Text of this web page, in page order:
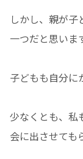
しかし、親が
一つだと思いま
子どもも自分に
少なくとも、私
会に出させても